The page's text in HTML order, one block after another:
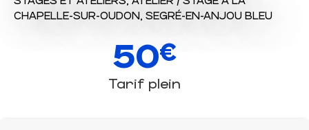
CHAPELLE-SUR-OUDON, SEGRÉ-EN-ANJOU BLEU
50€
Tarif plein